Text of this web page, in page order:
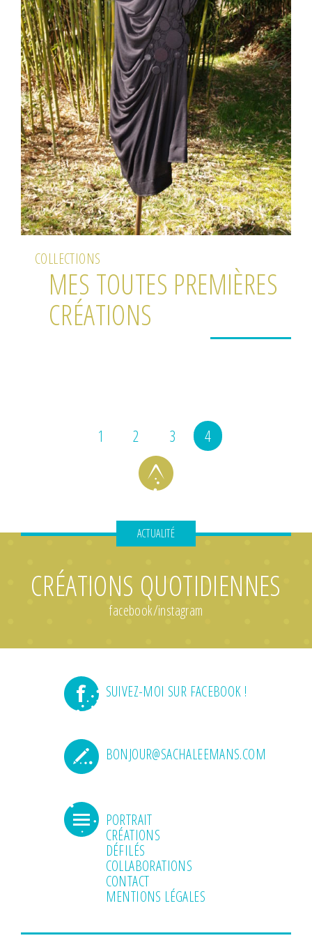
COLLECTIONS
MES TOUTES PREMIÈRES
CRÉATIONS
1 2 3 4(current)
ACTUALITÉ
CRÉATIONS QUOTIDIENNES
facebook/instagram
SUIVEZ-MOI SUR FACEBOOK !
BONJOUR@SACHALEEMANS.COM
PORTRAIT
CRÉATIONS
DÉFILÉS
COLLABORATIONS
CONTACT
MENTIONS LÉGALES